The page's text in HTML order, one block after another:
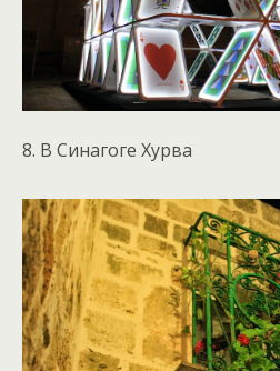
8. В Синагоге Хурва